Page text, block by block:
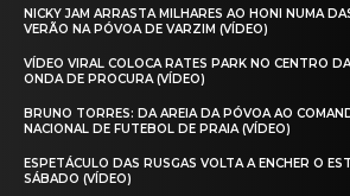
NICKY JAM ARRASTA MILHARES AO HONI NUMA
VERÃO NA PÓVOA DE VARZIM (VÍDEO)
VÍDEO VIRAL COLOCA RATES PARK NO CENTRO
ONDA DE PROCURA (VÍDEO)
BRUNO TORRES: DA AREIA DA PÓVOA AO
NACIONAL DE FUTEBOL DE PRAIA (VÍDEO)
ESPETÁCULO DAS RUSGAS VOLTA A ENCHER O
SÁBADO (VÍDEO)